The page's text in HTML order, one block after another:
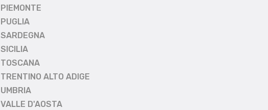
PIEMONTE
PUGLIA
SARDEGNA
SICILIA
TOSCANA
TRENTINO ALTO ADIGE
UMBRIA
VALLE D'AOSTA